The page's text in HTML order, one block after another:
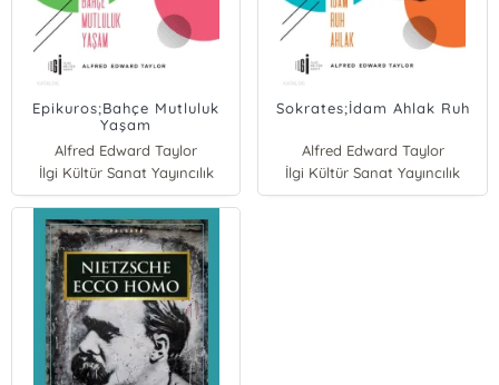
Epikuros;Bahçe Mutluluk
Yaşam
Alfred Edward Taylor
İlgi Kültür Sanat Yayıncılık
Sokrates;İdam Ahlak Ruh
Alfred Edward Taylor
İlgi Kültür Sanat Yayıncılık